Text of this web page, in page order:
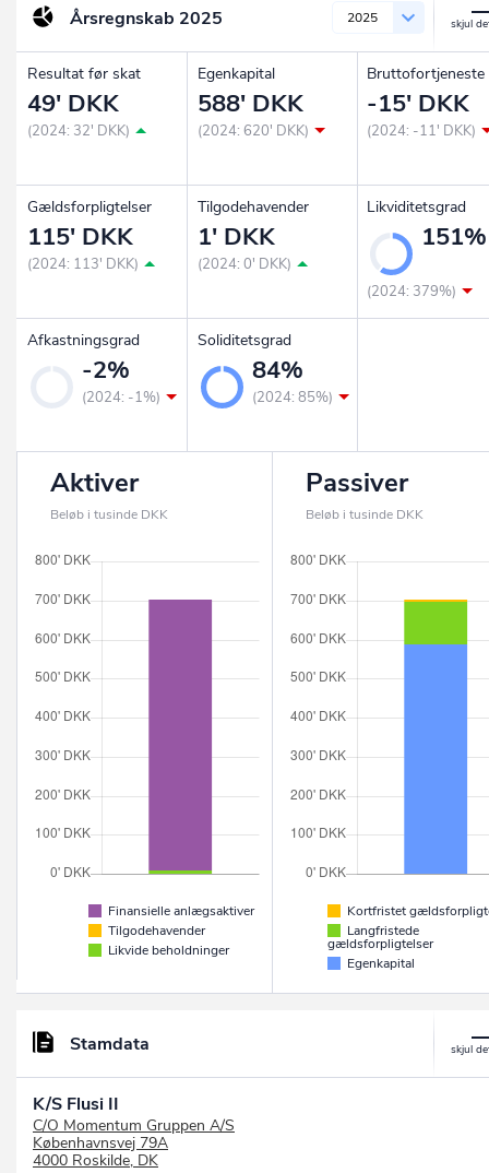
Årsregnskab 2025 2025
Resultat før skat
49' DKK
(2024: 32' DKK)
Egenkapital
588' DKK
(2024: 620' DKK)
Bruttofortjeneste
-15' DKK
(2024: -11' DKK)
Gældsforpligtelser
115' DKK
(2024: 113' DKK)
Tilgodehavender
1' DKK
(2024: 0' DKK)
Likviditetsgrad
151%
(2024: 379%)
Afkastningsgrad
-2%
(2024: -1%)
Soliditetsgrad
84%
(2024: 85%)
Aktiver
Beløb i tusinde DKK
Finansielle anlægsaktiver
Tilgodehavender
Likvide beholdninger
Passiver
Beløb i tusinde DKK
Kortfristet
Langfristede
gældsforpligtelser
Egenkapital
Stamdata
K/S Flusi II
C/O Momentum Gruppen A/S
Københavnsvej 79A
4000 Roskilde, DK